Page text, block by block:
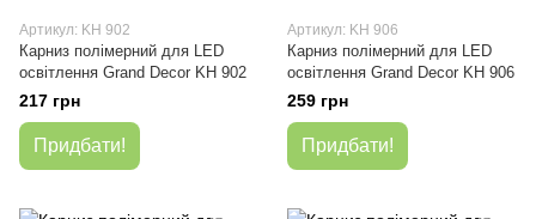
Артикул: KH 902
Карниз полімерний для LED
освітлення Grand Decor KH 902
217 грн
Придбати!
Артикул: KH 906
Карниз полімерний для LED
освітлення Grand Decor KH 906
259 грн
Придбати!